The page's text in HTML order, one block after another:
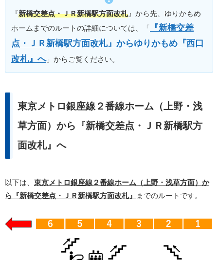
『新橋交差点・ＪＲ新橋駅方面改札』から先、ゆりかもめ
ホームまでのルートの詳細については、「
『新橋交差
点・ＪＲ新橋駅方面改札』からゆりかもめ『西口
改札』へ」からご覧ください。
東京メトロ銀座線２番線ホーム（上野・浅
草方面）から『新橋交差点・ＪＲ新橋駅方
面改札』へ
以下は、 東京メトロ銀座線２番線ホーム（上野・浅草方面）か
ら『新橋交差点・ＪＲ新橋駅方面改札』
までのルートです。